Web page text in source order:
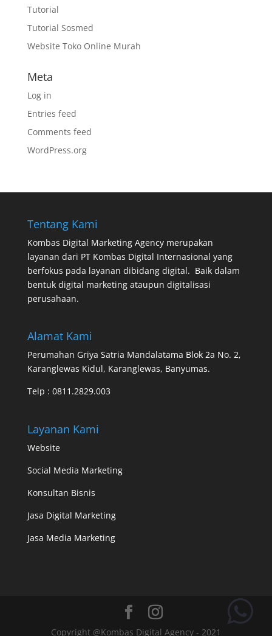
Tutorial
Tutorial Sosmed
Website Toko Online Murah
Meta
Log in
Entries feed
Comments feed
WordPress.org
Tentang Kami
Kombas Digital Marketing Agencymerupakan
layanan dari PT Kombas Digital Internasional yang
berfokus pada layanan dibidang digital. Baik dalam
bentuk digital marketing ataupun digitalisasi
perusahaan.
Alamat Kami
Perumahan Griya Satria Mandalatama Blok 2a No. 2,
Karanglewas Kidul, Karanglewas, Banyumas.
Telp : 0811.2829.003
Layanan Kami
Website
Social Media Marketing
Konsultan Bisnis
Jasa Digital Marketing
Jasa Media Marketing
Copyright @Kombas Digital Agency - 2021